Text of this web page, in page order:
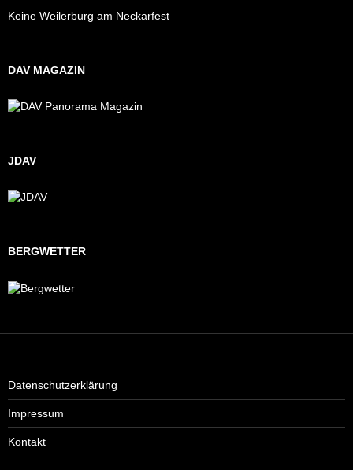
Keine Weilerburg am Neckarfest
DAV MAGAZIN
JDAV
BERGWETTER
Datenschutzerklärung
Impressum
Kontakt